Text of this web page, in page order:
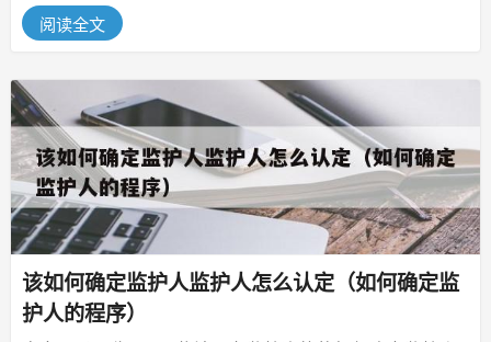
阅读全文
该如何确定监护人监护人怎么认定（如何确定监
护人的程序）